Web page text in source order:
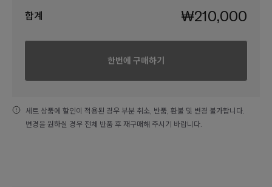
합계 ₩210,000
한번에 구매하기